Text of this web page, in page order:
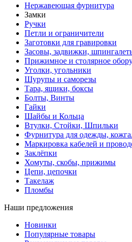
Нержавеющая фурнитура
Замки
Ручки
Петли и ограничители
Заготовки для гравировки
Засовы, задвижки,
Прижимное и столярное
Уголки, угольники
Шурупы и саморезы
Тара, ящики, боксы
Болты, Винты
Гайки
Шайбы и Кольца
Втулки, Стойки, Шпильки
Фурнитура для одежды,
Маркировка кабелей и
Заклёпки
Хомуты, скобы, прижимы
Цепи, цепочки
Такелаж
Пломбы
Наши предложения
Новинки
Популярные товары